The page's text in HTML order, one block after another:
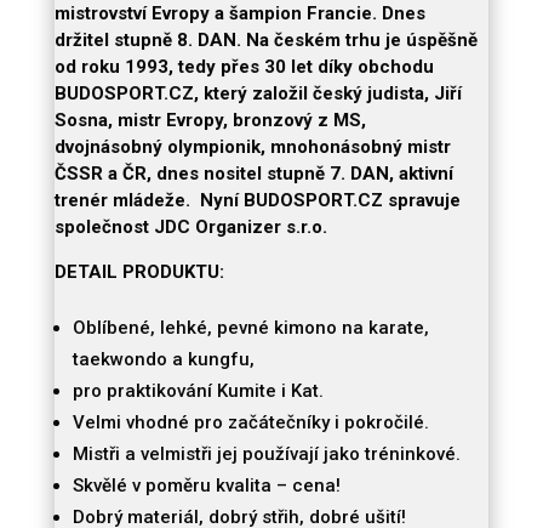
mistrovství Evropy a šampion Francie. Dnes
držitel stupně 8. DAN. Na českém trhu je úspěšně
od roku 1993, tedy přes 30 let díky obchodu
BUDOSPORT.CZ, který založil český judista, Jiří
Sosna, mistr Evropy, bronzový z MS,
dvojnásobný olympionik, mnohonásobný mistr
ČSSR a ČR, dnes nositel stupně 7. DAN, aktivní
trenér mládeže. Nyní BUDOSPORT.CZ spravuje
společnost JDC Organizer s.r.o.
DETAIL PRODUKTU:
Oblíbené, lehké, pevné kimono na karate,
taekwondo a kungfu,
pro praktikování Kumite i Kat.
Velmi vhodné pro začátečníky i pokročilé.
Mistři a velmistři jej používají jako tréninkové.
Skvělé v poměru kvalita – cena!
Dobrý materiál, dobrý střih, dobré ušití!